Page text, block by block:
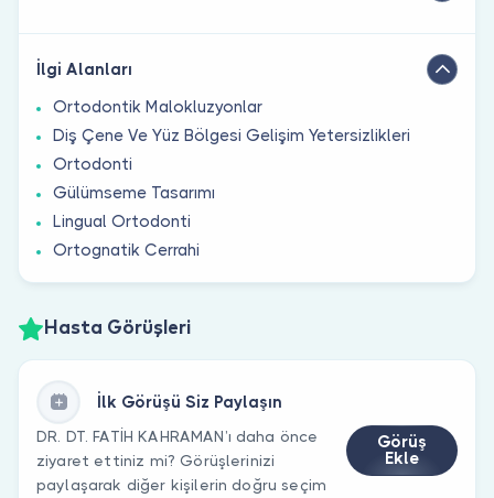
İlgi Alanları
Ortodontik Malokluzyonlar
Diş Çene Ve Yüz Bölgesi Gelişim Yetersizlikleri
Ortodonti
Gülümseme Tasarımı
Lingual Ortodonti
Ortognatik Cerrahi
Hasta Görüşleri
İlk Görüşü Siz Paylaşın
DR. DT. FATİH KAHRAMAN’ı daha önce
ziyaret ettiniz mi? Görüşlerinizi
paylaşarak diğer kişilerin doğru seçim
Görüş
Ekle